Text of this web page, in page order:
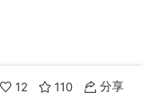
12 110 分享